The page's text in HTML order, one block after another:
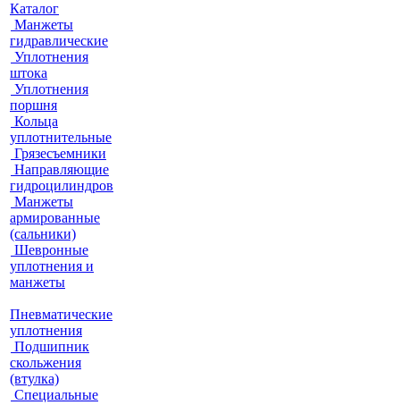
Каталог
Манжеты
гидравлические
Уплотнения
штока
Уплотнения
поршня
Кольца
уплотнительные
Грязесъемники
Направляющие
гидроцилиндров
Манжеты
армированные
(сальники)
Шевронные
уплотнения и
манжеты
Пневматические
уплотнения
Подшипник
скольжения
(втулка)
Специальные